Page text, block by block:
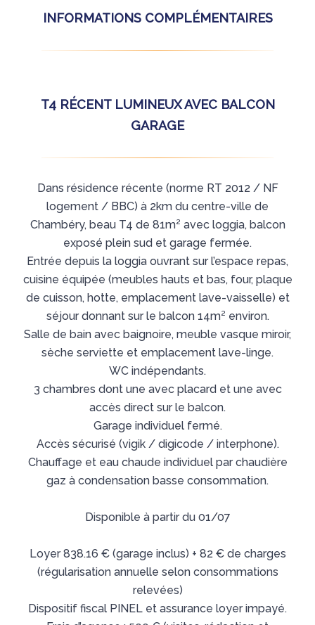
INFORMATIONS COMPLÉMENTAIRES
T4 RÉCENT LUMINEUX AVEC BALCON
GARAGE
Dans résidence récente (norme RT 2012 / NF
logement / BBC) à 2km du centre-ville de
Chambéry, beau T4 de 81m² avec loggia, balcon
exposé plein sud et garage fermée.
Entrée depuis la loggia ouvrant sur l’espace repas,
cuisine équipée (meubles hauts et bas, four, plaque
de cuisson, hotte, emplacement lave-vaisselle) et
séjour donnant sur le balcon 14m² environ.
Salle de bain avec baignoire, meuble vasque miroir,
sèche serviette et emplacement lave-linge.
WC indépendants.
3 chambres dont une avec placard et une avec
accès direct sur le balcon.
Garage individuel fermé.
Accès sécurisé (vigik / digicode / interphone).
Chauffage et eau chaude individuel par chaudière
gaz à condensation basse consommation.
Disponible à partir du 01/07
Loyer 838.16 € (garage inclus) + 82 € de charges
(régularisation annuelle selon consommations
relevées)
Dispositif fiscal PINEL et assurance loyer impayé.